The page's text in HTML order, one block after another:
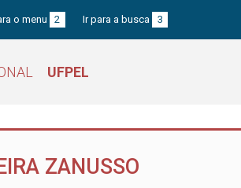
o menu 2 Ir para a busca 3
UFPEL
ZANUSSO